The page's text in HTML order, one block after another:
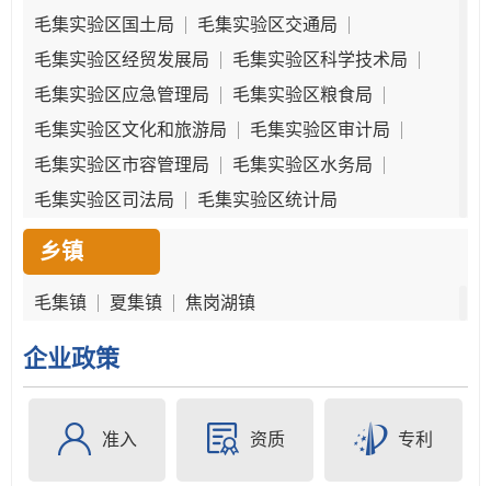
毛集实验区国土局
毛集实验区交通局
毛集实验区经贸发展局
毛集实验区科学技术局
毛集实验区应急管理局
毛集实验区粮食局
毛集实验区文化和旅游局
毛集实验区审计局
毛集实验区市容管理局
毛集实验区水务局
毛集实验区司法局
毛集实验区统计局
乡镇
毛集镇 夏集镇 焦岗湖镇
企业政策
准入 资质 专利